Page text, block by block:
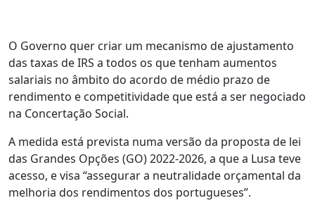
O Governo quer criar um mecanismo de ajustamento
das taxas de IRS a todos os que tenham aumentos
salariais no âmbito do acordo de médio prazo de
rendimento e competitividade que está a ser negociado
na Concertação Social.
A medida está prevista numa versão da proposta de lei
das Grandes Opções (GO) 2022-2026, a que a Lusa teve
acesso, e visa “assegurar a neutralidade orçamental da
melhoria dos rendimentos dos portugueses”.